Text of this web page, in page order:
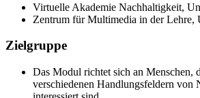
Virtuelle Akademie Nachhaltigkeit,
Zentrum für Multimedia in der Lehre,
Zielgruppe
Das Modul richtet sich an Menschen,
verschiedenen Handlungsfeldern von